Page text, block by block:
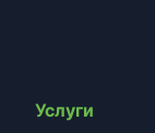
Услуги